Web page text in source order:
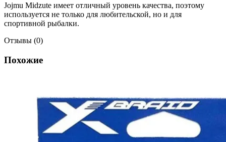
Jojmu Midzute имеет отличный уровень качества, поэтому
используется не только для любительской, но и для
спортивной рыбалки.
Отзывы (0)
Похожие